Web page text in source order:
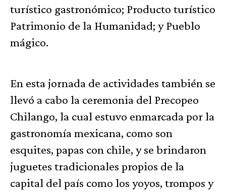
turístico gastronómico; Producto turístico
Patrimonio de la Humanidad; y Pueblo
mágico.
En esta jornada de actividades también se
llevó a cabo la ceremonia del Precopeo
Chilango, la cual estuvo enmarcada por la
gastronomía mexicana, como son
esquites, papas con chile, y se brindaron
juguetes tradicionales propios de la
capital del país como los yoyos, trompos y